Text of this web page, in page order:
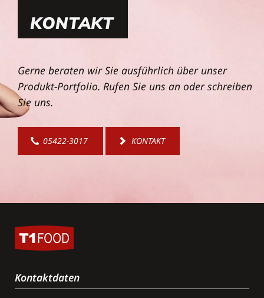
KONTAKT
Gerne beraten wir Sie ausführlich über unser
Produkt-Portfolio. Rufen Sie uns an oder schreiben
Sie uns.
05422-3017 KONTAKT
Kontaktdaten